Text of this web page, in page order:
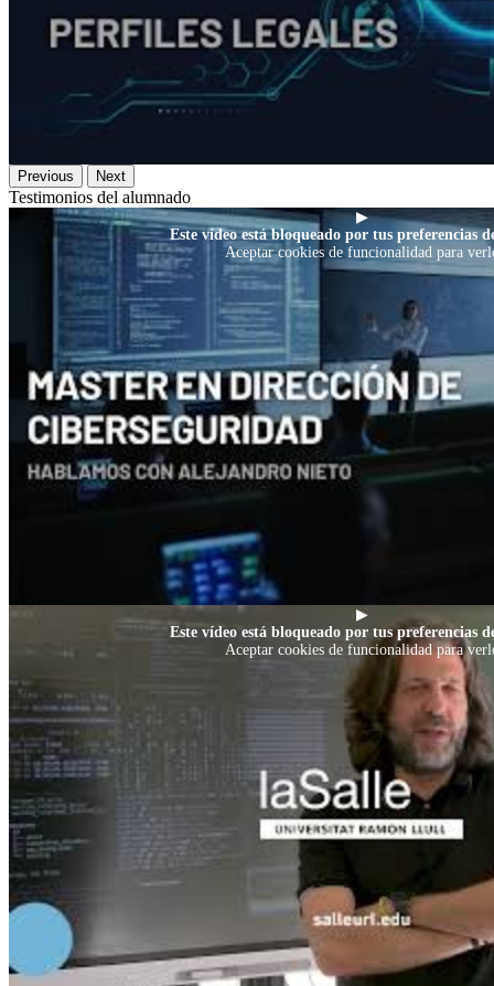
Previous Next
Testimonios del alumnado
▶
Este vídeo está bloqueado por tus preferencias
Aceptar cookies de funcionalidad para
▶
Este vídeo está bloqueado por tus preferencias
Aceptar cookies de funcionalidad para